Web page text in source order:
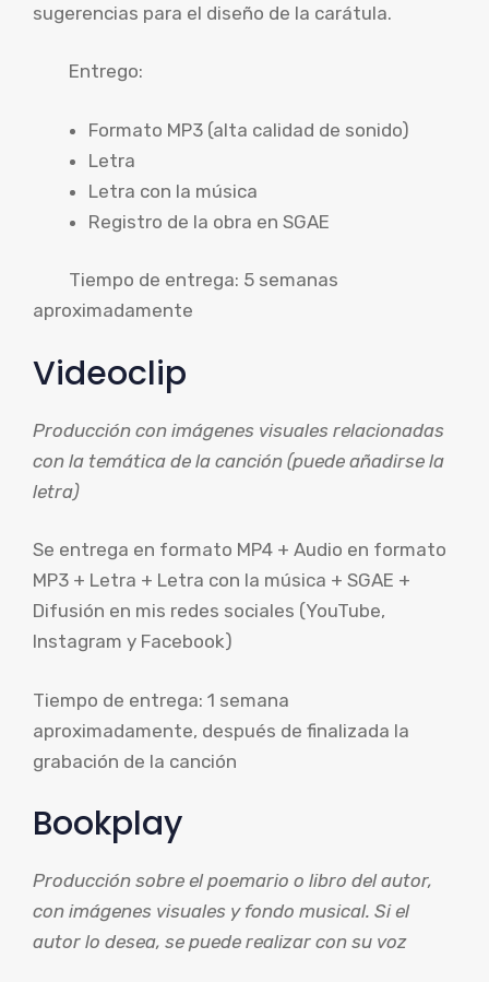
sugerencias para el diseño de la carátula.
Entrego:
Formato MP3 (alta calidad de sonido)
Letra
Letra con la música
Registro de la obra en SGAE
Tiempo de entrega: 5 semanas
aproximadamente
Videoclip
Producción con imágenes visuales relacionadas
con la temática de la canción (puede añadirse la
letra)
Se entrega en formato MP4 + Audio en formato
MP3 + Letra + Letra con la música + SGAE +
Difusión en mis redes sociales (YouTube,
Instagram y Facebook)
Tiempo de entrega: 1 semana
aproximadamente, después de finalizada la
grabación de la canción
Bookplay
Producción sobre el poemario o libro del autor,
con imágenes visuales y fondo musical. Si el
autor lo desea, se puede realizar con su voz